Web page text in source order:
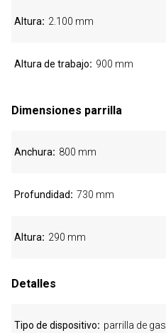
Altura 2.100 mm
Altura de trabajo 900 mm
Dimensiones parrilla
Anchura 800 mm
Profundidad 730 mm
Altura 290 mm
Detalles
Tipo de dispositivo parrilla de gas